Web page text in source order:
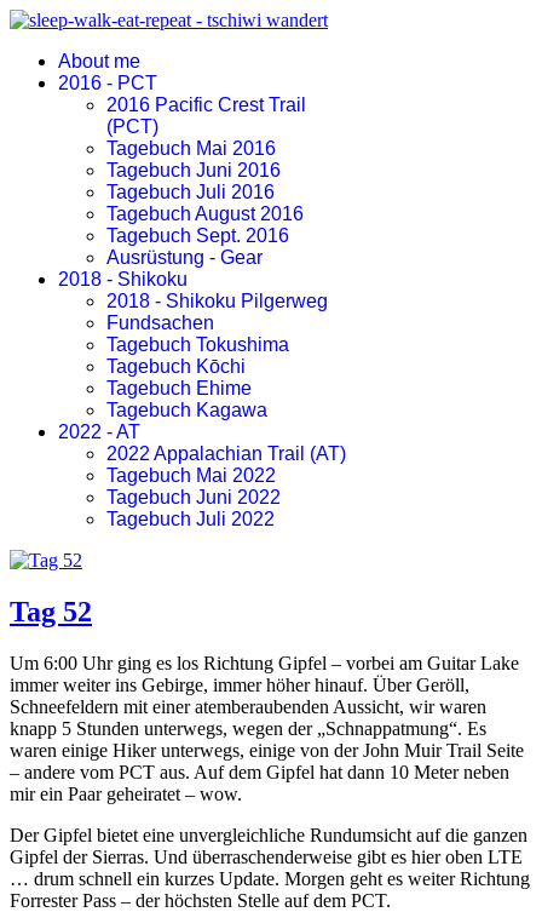
About me
2016 - PCT
2016 Pacific Crest Trail
(PCT)
Tagebuch Mai 2016
Tagebuch Juni 2016
Tagebuch Juli 2016
Tagebuch August 2016
Tagebuch Sept. 2016
Ausrüstung - Gear
2018 - Shikoku
2018 - Shikoku Pilgerweg
Fundsachen
Tagebuch Tokushima
Tagebuch Kōchi
Tagebuch Ehime
Tagebuch Kagawa
2022 - AT
2022 Appalachian Trail (AT)
Tagebuch Mai 2022
Tagebuch Juni 2022
Tagebuch Juli 2022
Tag 52
Um 6:00 Uhr ging es los Richtung Gipfel – vorbei am Guitar Lake
immer weiter ins Gebirge, immer höher hinauf. Über Geröll,
Schneefeldern mit einer atemberaubenden Aussicht, wir waren
knapp 5 Stunden unterwegs, wegen der „Schnappatmung“. Es
waren einige Hiker unterwegs, einige von der John Muir Trail Seite
– andere vom PCT aus. Auf dem Gipfel hat dann 10 Meter neben
mir ein Paar geheiratet – wow.
Der Gipfel bietet eine unvergleichliche Rundumsicht auf die ganzen
Gipfel der Sierras. Und überraschenderweise gibt es hier oben LTE
… drum schnell ein kurzes Update. Morgen geht es weiter Richtung
Forrester Pass – der höchsten Stelle auf dem PCT.